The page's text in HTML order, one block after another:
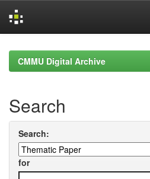
navigationCMMU Digital Archive
Search
Search:
for